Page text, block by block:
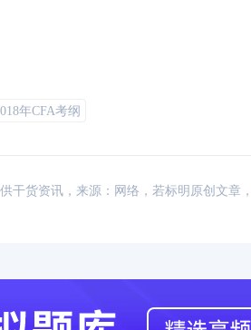
年CFA考纲
干货资讯，来源：网络，若标明原创文